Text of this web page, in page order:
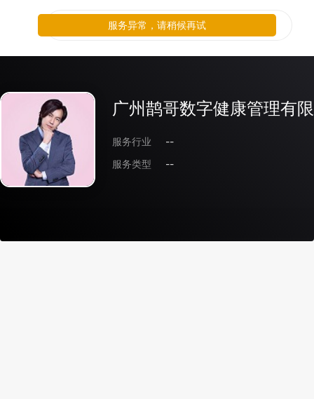
广州鹊哥数字健康管理有
服务行业
--
服务类型
--
服务异常，请稍候再试